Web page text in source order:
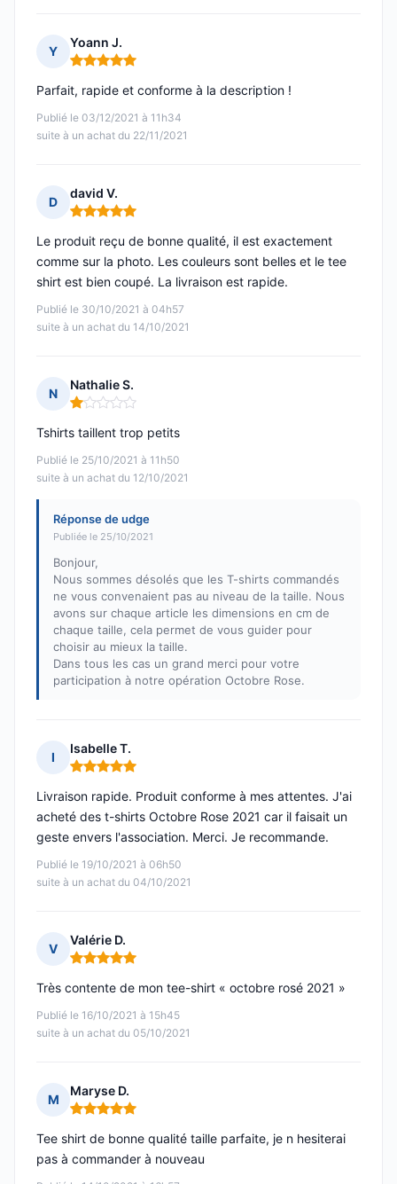
Y
Yoann J.
Note : 5 sur 5
Publié le 03/12/2021 à 11h34
suite à un achat du 22/11/2021
Parfait, rapide et conforme à la description !
D
david V.
Note : 5 sur 5
Publié le 30/10/2021 à 04h57
suite à un achat du 14/10/2021
Le produit reçu de bonne qualité, il est exactement
comme sur la photo. Les couleurs sont belles et le tee
shirt est bien coupé. La livraison est rapide.
N
Nathalie S.
Note : 1 sur 5
Publié le 25/10/2021 à 11h50
suite à un achat du 12/10/2021
Tshirts taillent trop petits
Réponse de udge
Publiée le 25/10/2021
Bonjour,
Nous sommes désolés que les T-shirts commandés
ne vous convenaient pas au niveau de la taille. Nous
avons sur chaque article les dimensions en cm de
chaque taille, cela permet de vous guider pour
choisir au mieux la taille.
Dans tous les cas un grand merci pour votre
participation à notre opération Octobre Rose.
I
Isabelle T.
Note : 5 sur 5
Publié le 19/10/2021 à 06h50
suite à un achat du 04/10/2021
Livraison rapide. Produit conforme à mes attentes. J'ai
acheté des t-shirts Octobre Rose 2021 car il faisait un
geste envers l'association. Merci. Je recommande.
V
Valérie D.
Note : 5 sur 5
Publié le 16/10/2021 à 15h45
suite à un achat du 05/10/2021
Très contente de mon tee-shirt « octobre rosé 2021 »
M
Maryse D.
Note : 5 sur 5
Tee shirt de bonne qualité taille parfaite, je n hesiterai
pas à commander à nouveau